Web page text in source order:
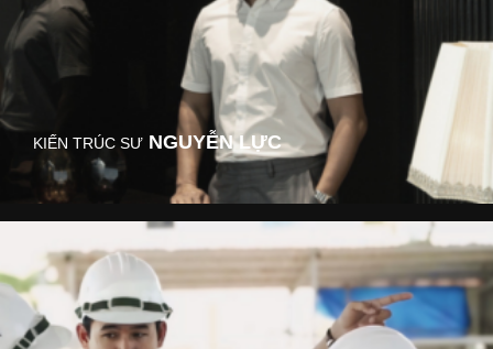
KIẾN TRÚC SƯ NGUYỄN LỰC